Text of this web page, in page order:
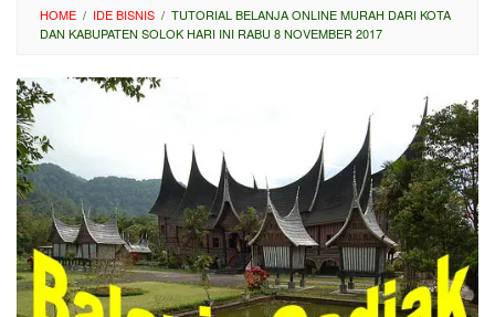
HOME / IDE BISNIS / TUTORIAL BELANJA ONLINE MURAH DARI KOTA
DAN KABUPATEN SOLOK HARI INI RABU 8 NOVEMBER 2017